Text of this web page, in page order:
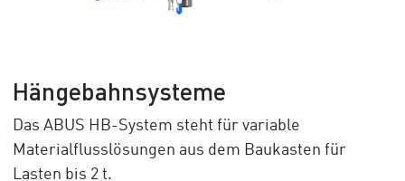
Hängebahnsysteme
Das ABUS HB-System steht für variable
Materialflusslösungen aus dem Baukasten für
Lasten bis 2 t.